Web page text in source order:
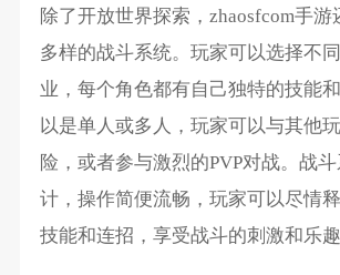
除了开放世界探索，zhaosfcom手游
多样的战斗系统。玩家可以选择不
业，每个角色都有自己独特的技能
以是单人或多人，玩家可以与其他
险，或者参与激烈的PVP对战。战
计，操作简便流畅，玩家可以尽情
技能和连招，享受战斗的刺激和乐趣